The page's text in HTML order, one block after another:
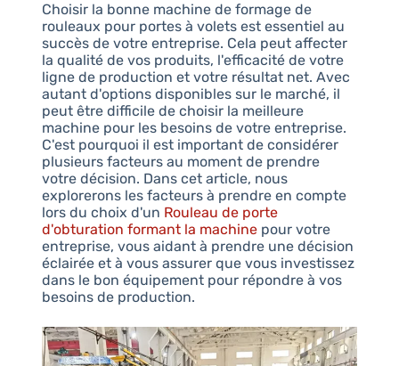
Choisir la bonne machine de formage de
rouleaux pour portes à volets est essentiel au
succès de votre entreprise. Cela peut affecter
la qualité de vos produits, l'efficacité de votre
ligne de production et votre résultat net. Avec
autant d'options disponibles sur le marché, il
peut être difficile de choisir la meilleure
machine pour les besoins de votre entreprise.
C'est pourquoi il est important de considérer
plusieurs facteurs au moment de prendre
votre décision. Dans cet article, nous
explorerons les facteurs à prendre en compte
lors du choix d'un Rouleau de porte
d'obturation formant la machinepour votre
entreprise, vous aidant à prendre une décision
éclairée et à vous assurer que vous investissez
dans le bon équipement pour répondre à vos
besoins de production.